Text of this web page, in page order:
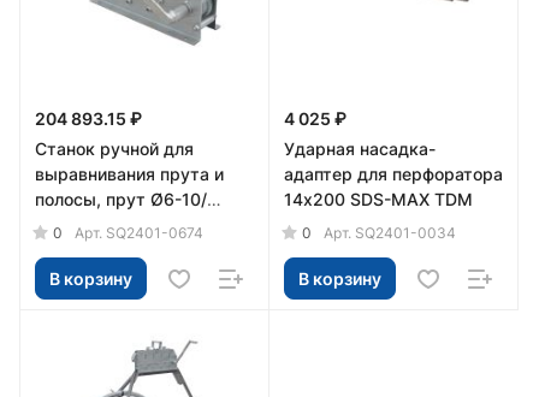
204 893.15 ₽
Станок ручной для
выравнивания прута и
полосы, прут Ø6-10/
полоса 25-40 мм (упак. 1
0 Арт. SQ2401-0674
В корзину
4 025 ₽
Ударная насадка-
адаптер для перфоратора
14х200 SDS-MAX TDM
0 Арт. SQ2401-0034
В корзину